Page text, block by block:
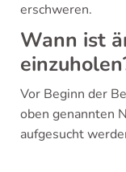
erschweren.
Wann ist
Vor Beginn der
oben genannten
aufgesucht